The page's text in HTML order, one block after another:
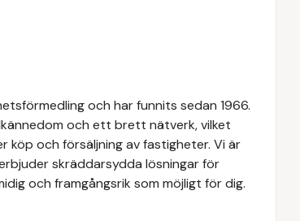
och har funnits sedan 1966.
och ett brett nätverk, vilket
och försäljning av fastigheter. Vi är
skräddarsydda lösningar för
och framgångsrik som möjligt för dig.